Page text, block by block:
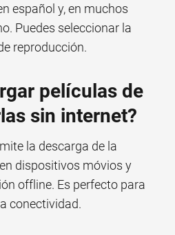
español y, en muchos
Puedes seleccionar la
reproducción.
películas de
sin internet?
la descarga de la
dispositivos móvios y
offline. Es perfecto para
conectividad.